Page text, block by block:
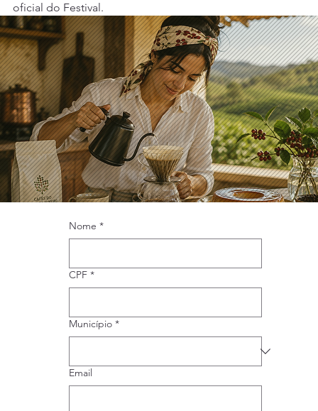
oficial do Festival.
Nome *
CPF *
Município *
Email